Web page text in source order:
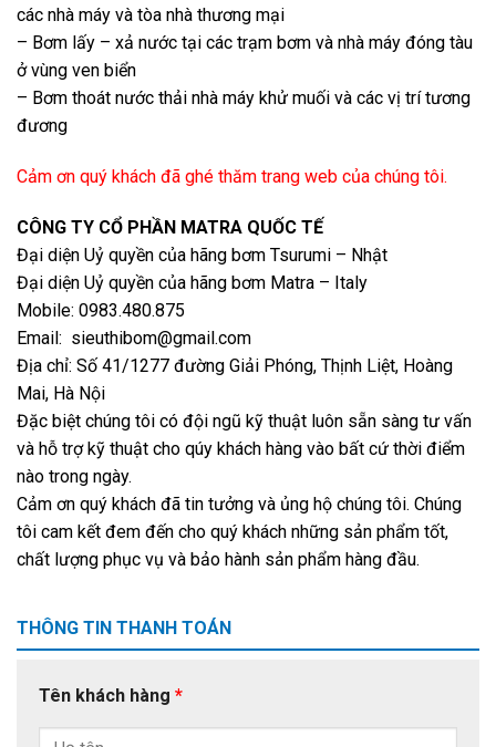
các nhà máy và tòa nhà thương mại
– Bơm lấy – xả nước tại các trạm bơm và nhà máy đóng tàu
ở vùng ven biển
– Bơm thoát nước thải nhà máy khử muối và các vị trí tương
đương
Cảm ơn quý khách đã ghé thăm trang web của chúng tôi.
CÔNG TY CỔ PHẦN MATRA QUỐC TẾ
Đại diện Uỷ quyền của hãng bơm Tsurumi – Nhật
Đại diện Uỷ quyền của hãng bơm Matra – Italy
Mobile: 0983.480.875
Email: sieuthibom@gmail.com
Địa chỉ: Số 41/1277 đường Giải Phóng, Thịnh Liệt, Hoàng
Mai, Hà Nội
Đặc biệt chúng tôi có đội ngũ kỹ thuật luôn sẵn sàng tư vấn
và hỗ trợ kỹ thuật cho qúy khách hàng vào bất cứ thời điểm
nào trong ngày.
Cảm ơn quý khách đã tin tưởng và ủng hộ chúng tôi. Chúng
tôi cam kết đem đến cho quý khách những sản phẩm tốt,
chất lượng phục vụ và bảo hành sản phẩm hàng đầu.
THÔNG TIN THANH TOÁN
Tên khách hàng *